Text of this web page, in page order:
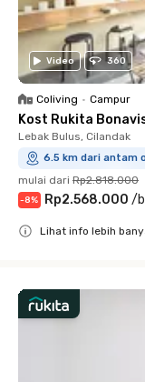
Video 360
Coliving • Campur
Kost Rukita
Lebak Bulus, Cilandak
6.5 km dari antam
mulai dari Rp2.818.000
-8% Rp2.568.000 /
Lihat info lebih